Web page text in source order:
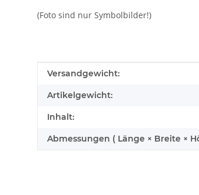
(Foto sind nur Symbolbilder!)
Produkteigenschaft
Wert
Versandgewicht:
Artikelgewicht:
Inhalt:
Abmessungen ( Länge × Breite ×